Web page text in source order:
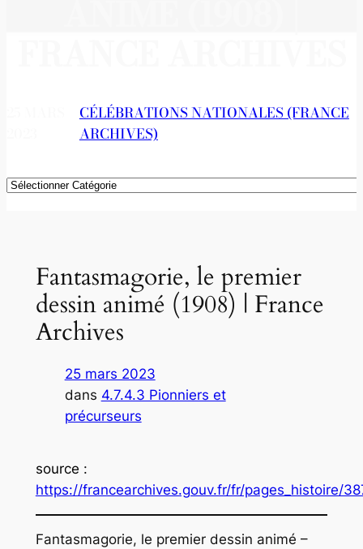
CÉLÉBRATIONS NATIONALES (FRANCE
ARCHIVES)
Catégories
Fantasmagorie, le premier
dessin animé (1908) | France
Archives
25 mars 2023
dans 4.7.4.3 Pionniers et
précurseurs
source :
https://francearchives.gouv.fr/fr/pages_histoire/
Fantasmagorie, le premier dessin animé –